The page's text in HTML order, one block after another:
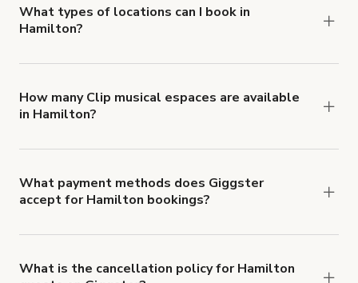
about Giggster's Damage Protection coverage.
What types of locations can I book in
Hamilton?
'Filters' to look for something specific.
How many Clip musical espaces are available
in Hamilton?
What payment methods does Giggster
accept for Hamilton bookings?
What is the cancellation policy for Hamilton